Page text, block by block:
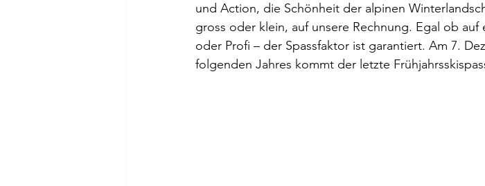
und Action, die Schönheit der alpinen
gross oder klein, auf unsere Rechnung. Egal ob
oder Profi – der Spassfaktor ist garantiert. Am 7.
folgenden Jahres kommt der letzte